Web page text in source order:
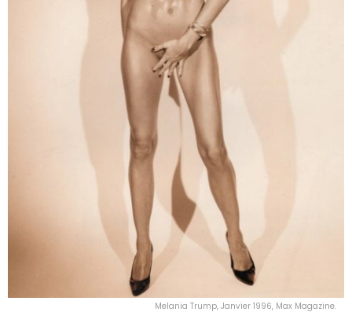
Melania Trump, Janvier 1996, Max Magazine.